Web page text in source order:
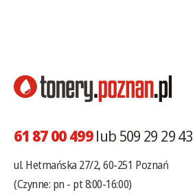
61 87 00 499lub 509 29 29 43
ul. Hetmańska 27/2, 60-251 Poznań
(Czynne: pn - pt 8:00-16:00)